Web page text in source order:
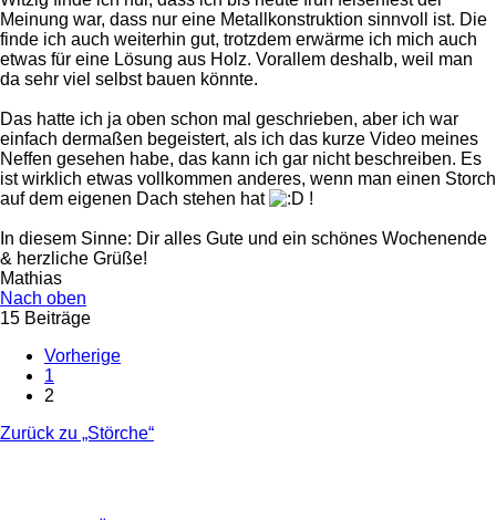
Meinung war, dass nur eine Metallkonstruktion sinnvoll ist. Die
finde ich auch weiterhin gut, trotzdem erwärme ich mich auch
etwas für eine Lösung aus Holz. Vorallem deshalb, weil man
da sehr viel selbst bauen könnte.
Das hatte ich ja oben schon mal geschrieben, aber ich war
einfach dermaßen begeistert, als ich das kurze Video meines
Neffen gesehen habe, das kann ich gar nicht beschreiben. Es
ist wirklich etwas vollkommen anderes, wenn man einen Storch
auf dem eigenen Dach stehen hat
!
In diesem Sinne: Dir alles Gute und ein schönes Wochenende
& herzliche Grüße!
Mathias
Nach oben
15 Beiträge
Vorherige
1
2
Zurück zu „Störche“